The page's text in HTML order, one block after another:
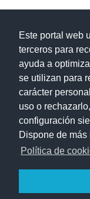
Este portal web
terceros para
ayuda a
se utilizan para
carácter
uso o
configuración
Dispone de
Política de
navegación
contenido
INICIO
Matrícula –
Matrícula
Terminó la